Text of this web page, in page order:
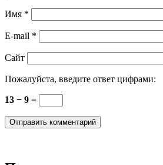
Имя *
E-mail *
Сайт
Пожалуйста, введите ответ цифрами:
13 − 9 =